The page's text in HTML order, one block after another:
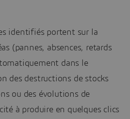
identifiés portent sur la
(pannes, absences, retards
dans le
des destructions de stocks
ou des évolutions de
à produire en quelques clics